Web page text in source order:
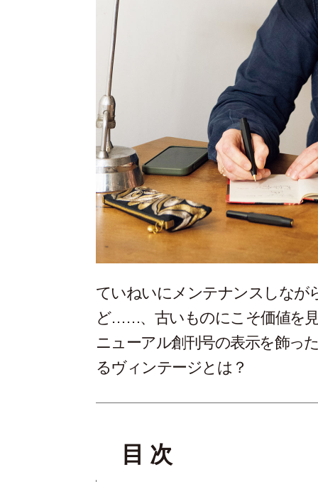
ていねいにメンテナンスしなが
ど……、古いものにこそ価値を
ニューアル創刊号の表示を飾っ
るヴィンテージとは？
目 次